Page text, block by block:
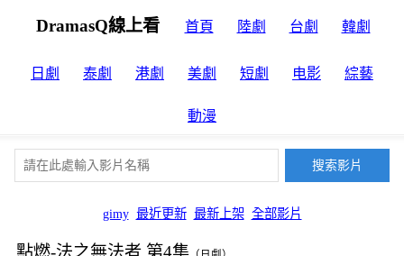
DramasQ線上看 首頁 陸劇 台劇 韓劇
日劇 泰劇 港劇 美劇 短劇 电影 綜藝
動漫
gimy 最近更新 最新上架 全部影片
點燃-法之無法者 第4集